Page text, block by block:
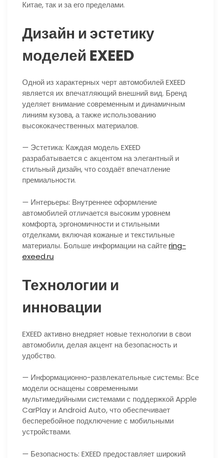
Китае, так и за его пределами.
Дизайн и эстетику
моделей EXEED
Одной из характерных черт автомобилей EXEED
является их впечатляющий внешний вид. Бренд
уделяет внимание современным и динамичным
линиям кузова, а также использованию
высококачественных материалов.
— Эстетика: Каждая модель EXEED
разрабатывается с акцентом на элегантный и
стильный дизайн, что создаёт впечатление
премиальности.
— Интерьеры: Внутреннее оформление
автомобилей отличается высоким уровнем
комфорта, эргономичности и стильными
отделками, включая кожаные и текстильные
материалы. Больше информации на сайтеring-
exeed.ru
Технологии и
инновации
EXEED активно внедряет новые технологии в свои
автомобили, делая акцент на безопасность и
удобство.
— Информационно-развлекательные системы: Все
модели оснащены современными
мультимедийными системами с поддержкой Apple
CarPlay и Android Auto, что обеспечивает
бесперебойное подключение с мобильными
устройствами.
— Безопасность: EXEED предоставляет широкий